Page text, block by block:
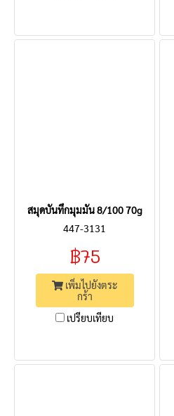
สมุดบันทึกมุมมัน 8/100 70g
447-3131
฿75
เพิ่มไปยังตระ
กร้า
เปรียบเทียบ